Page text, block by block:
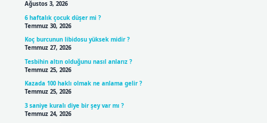
Ağustos 3, 2026
6 haftalık çocuk düşer mi ?
Temmuz 30, 2026
Koç burcunun libidosu yüksek midir ?
Temmuz 27, 2026
Tesbihin altın olduğunu nasıl anlarız ?
Temmuz 25, 2026
Kazada 100 haklı olmak ne anlama gelir ?
Temmuz 25, 2026
3 saniye kuralı diye bir şey var mı ?
Temmuz 24, 2026